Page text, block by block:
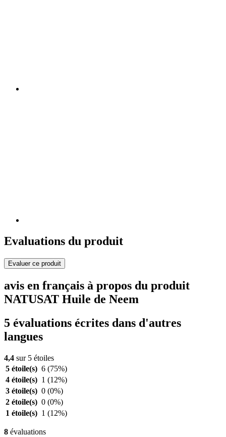
Evaluations du produit
Evaluer ce produit
avis en français à propos du produit
NATUSAT Huile de Neem
5 évaluations écrites dans d'autres
langues
4,4 sur 5 étoiles
5 étoile(s) 6 (75%)
4 étoile(s) 1 (12%)
3 étoile(s) 0 (0%)
2 étoile(s) 0 (0%)
1 étoile(s) 1 (12%)
8 évaluations